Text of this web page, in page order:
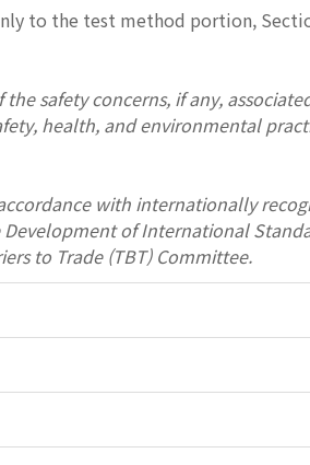
to the test method portion,
safety concerns, if any,
health, and environmental
with internationally
of International
to Trade (TBT) Committee.